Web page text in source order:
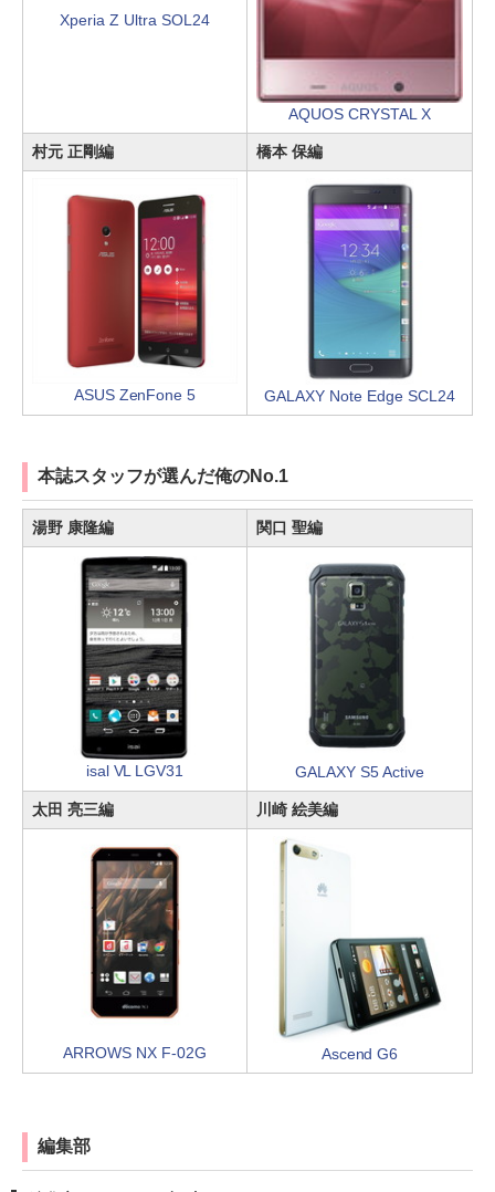
Xperia Z Ultra SOL24
AQUOS CRYSTAL X
村元 正剛編 橋本 保編
ASUS ZenFone 5 GALAXY Note Edge SCL24
本誌スタッフが選んだ俺のNo.1
湯野 康隆編 関口 聖編
isal VL LGV31 GALAXY S5 Active
太田 亮三編 川崎 絵美編
ARROWS NX F-02G Ascend G6
編集部